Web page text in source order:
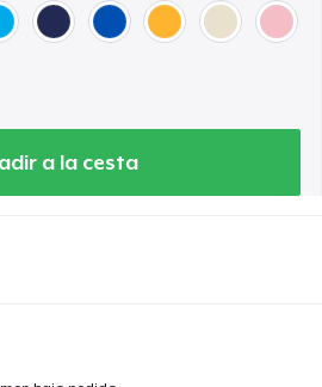
a la cesta